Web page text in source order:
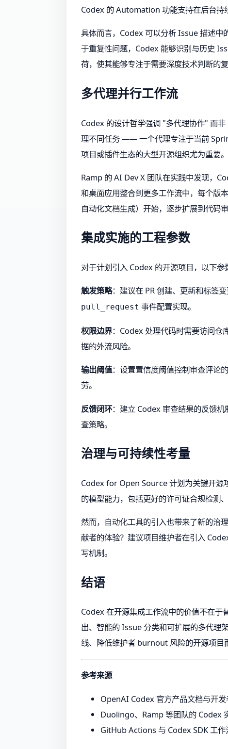
Codex 的 Automation 功能支持在后台持
具体而言，Codex 可以分析 Issue 描述中
于重复性问题，Codex 能够识别与历史
荷，使其能够专注于需要深度技术判断的复
多代理并行工作流
Codex 的设计哲学强调 "多代理协作" 而
理不同任务 —— 一个代理专注于当前
项目或插件生态的大型开源组织尤为重要。
Ramp 的 AI Dev X 团队在实践中发现，
和桌面应用整合到更多工作流中，每个版
自动化文档生成）开始，逐步扩展到代码
集成实施的工程参数
对于计划引入 Codex 的开源项目，以下参
触发策略：建议在 PR 创建、更新和标签
pull_request 事件配置实现。
权限边界：Codex 处理代码时需要访问仓
据的外流风险。
输出阈值：设置置信度阈值控制审查评论
劳。
反馈闭环：建立 Codex 审查结果的反馈
查策略。
治理与可持续性考量
Codex for Open Source 计划为关键开源
的模型能力，包括更好的许可证合规检测
然而，自动化工具的引入也带来了新的治
献者的体验？建议项目维护者在引入
写机制。
结语
Codex 在开源集成工作流中的价值不在于
出、智能的 Issue 分类和可扩展的多代理
线、降低维护者 burnout 风险的开源项目
参考来源
OpenAI Codex 官方产品文档与开
Duolingo、Ramp 等团队的 Codex
GitHub Actions 与 Codex SDK 工作